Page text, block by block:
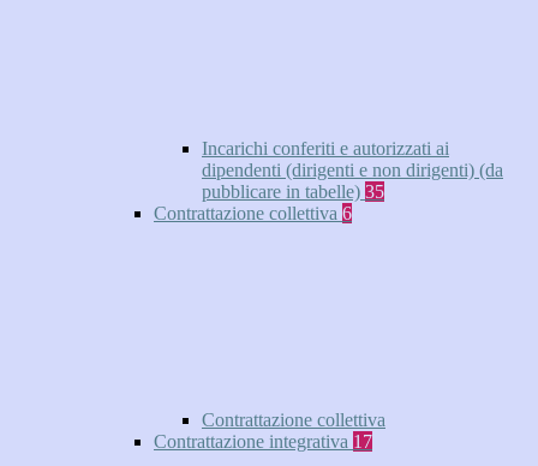
Incarichi conferiti e autorizzati ai
dipendenti (dirigenti e non dirigenti) (da
pubblicare in tabelle) 35
Contrattazione collettiva 6
Contrattazione collettiva
Contrattazione integrativa 17